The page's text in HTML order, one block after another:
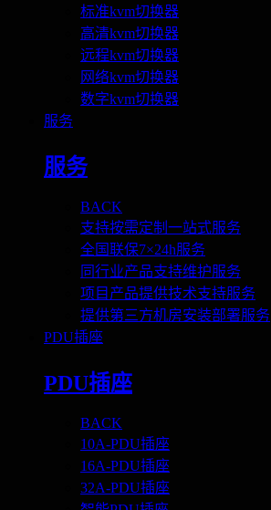
标准kvm切换器
高清kvm切换器
远程kvm切换器
网络kvm切换器
数字kvm切换器
服务
服务
BACK
支持按需定制一站式服务
全国联保7×24h服务
同行业产品支持维护服务
项目产品提供技术支持服务
提供第三方机房安装部署服务
PDU插座
PDU插座
BACK
10A-PDU插座
16A-PDU插座
32A-PDU插座